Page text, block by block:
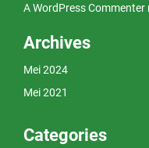
A WordPress Commenter
Archives
Mei 2024
Mei 2021
Categories